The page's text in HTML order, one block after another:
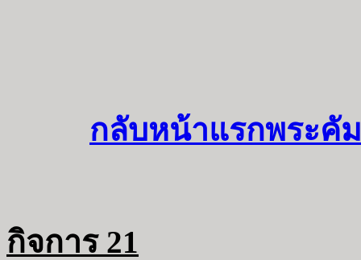
กลับหน้าแรกพระคั
กิจการ 21